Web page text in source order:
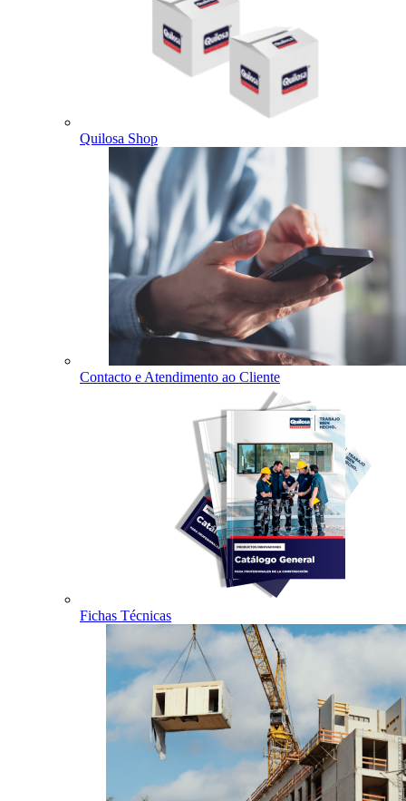
Quilosa Shop
Contacto e Atendimento ao Cliente
Fichas Técnicas